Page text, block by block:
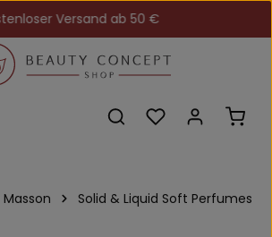
Versand ab 50 €
Du hast 0
Solid & Liquid Soft Perfumes